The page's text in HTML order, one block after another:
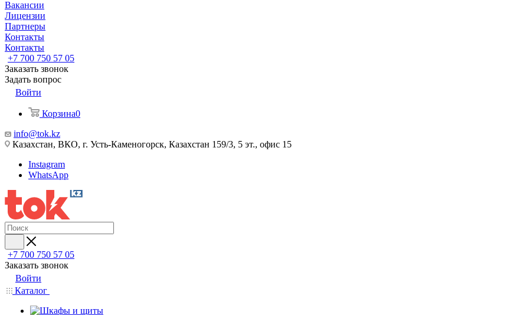
Вакансии
Лицензии
Партнеры
Контакты
Контакты
+7 700 750 57 05
Заказать звонок
Задать вопрос
Войти
Корзина0
info@tok.kz
Казахстан, ВКО, г. Усть-Каменогорск, Казахстан 159/3, 5 эт., офис 15
Instagram
WhatsApp
+7 700 750 57 05
Заказать звонок
Войти
Каталог